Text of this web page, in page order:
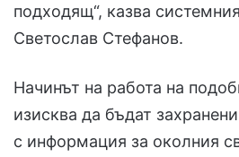
подходящ“, казва
Светослав Стефанов.
Начинът на работа на
изисква да бъдат
с информация за околния